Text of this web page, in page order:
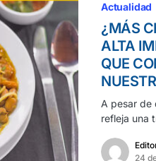
Actualidad
¿MÁS
ALTA
QUE
A pesar de
refleja una
24